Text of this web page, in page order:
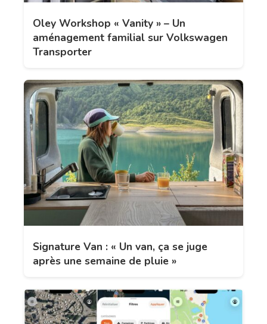
Oley Workshop « Vanity » – Un
aménagement familial sur Volkswagen
Transporter
Signature Van : « Un van, ça se juge
après une semaine de pluie »